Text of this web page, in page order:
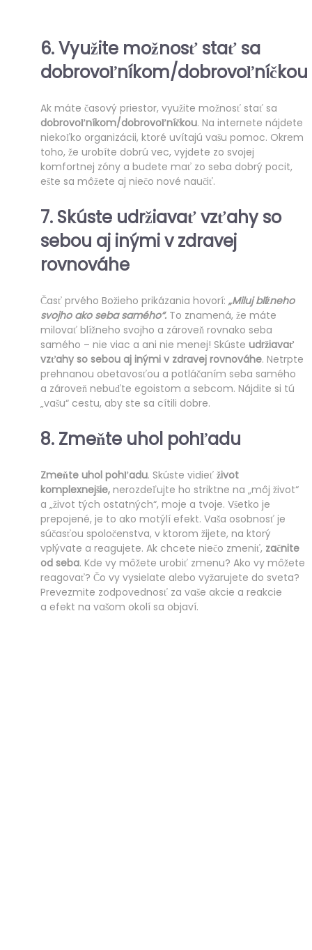
6. Využite možnosť stať sa
dobrovoľníkom/dobrovoľníčkou
Ak máte časový priestor, využite možnosť stať sa
dobrovoľníkom/dobrovoľníčkou. Na internete nájdete
niekoľko organizácii, ktoré uvítajú vašu pomoc. Okrem
toho, že urobíte dobrú vec, vyjdete zo svojej
komfortnej zóny a budete mať zo seba dobrý pocit,
ešte sa môžete aj niečo nové naučiť.
7. Skúste udržiavať vzťahy so
sebou aj inými v zdravej
rovnováhe
Časť prvého Božieho prikázania hovorí: „Miluj blížneho
svojho ako seba samého“. To znamená, že máte
milovať blížneho svojho a zároveň rovnako seba
samého – nie viac a ani nie menej! Skúste udržiavať
vzťahy so sebou aj inými v zdravej rovnováhe. Netrpte
prehnanou obetavosťou a potláčaním seba samého
a zároveň nebuďte egoistom a sebcom. Nájdite si tú
„vašu“ cestu, aby ste sa cítili dobre.
8. Zmeňte uhol pohľadu
Zmeňte uhol pohľadu. Skúste vidieť život
komplexnejšie, nerozdeľujte ho striktne na „môj život“
a „život tých ostatných“, moje a tvoje. Všetko je
prepojené, je to ako motýlí efekt. Vaša osobnosť je
súčasťou spoločenstva, v ktorom žijete, na ktorý
vplývate a reagujete. Ak chcete niečo zmeniť, začnite
od seba. Kde vy môžete urobiť zmenu? Ako vy môžete
reagovať? Čo vy vysielate alebo vyžarujete do sveta?
Prevezmite zodpovednosť za vaše akcie a reakcie
a efekt na vašom okolí sa objaví.